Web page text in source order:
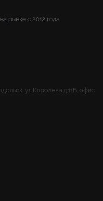
рынке с 2012 года.
ул.Королева д.11Б, офис